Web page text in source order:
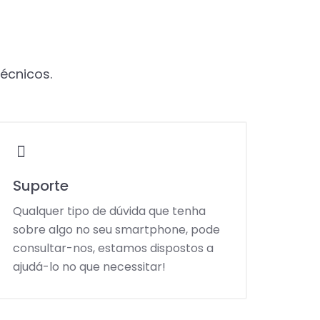
Suporte
Qualquer tipo de dúvida que tenha
sobre algo no seu smartphone, pode
consultar-nos, estamos dispostos a
ajudá-lo no que necessitar!